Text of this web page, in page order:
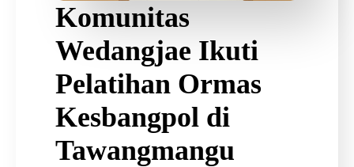
Komunitas
Wedangjae Ikuti
Pelatihan Ormas
Kesbangpol di
Tawangmangu